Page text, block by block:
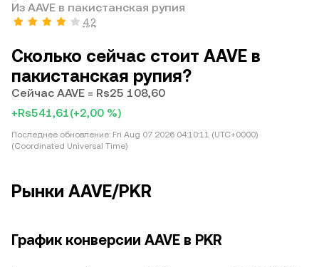
Из AAVE в пакистанская рупия
4,2
Сколько сейчас стоит AAVE в
пакистанская рупия?
Сейчас AAVE = Rs25 108,60
+Rs541,61(+2,00 %)
Последнее обновление: Fri Aug 07 2026 04:10:11 (UTC+0000)
(Coordinated Universal Time)
Рынки AAVE/PKR
График конверсии AAVE в PKR